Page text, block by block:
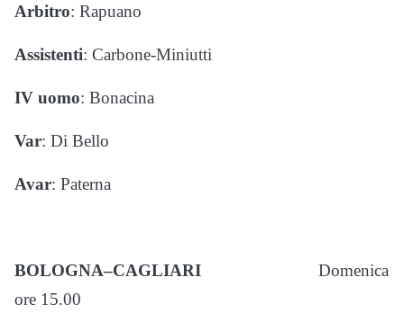
Arbitro: Rapuano
Assistenti: Carbone-Miniutti
IV uomo: Bonacina
Var: Di Bello
Avar: Paterna
BOLOGNA–CAGLIARI Domenica
ore 15.00